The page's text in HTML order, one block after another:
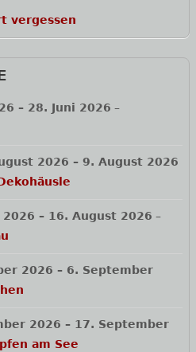
vergessen
– 28. Juni 2026 –
2026 – 9. August 2026
2026 – 16. August 2026 –
2026 – 6. September
2026 – 17. September
am See